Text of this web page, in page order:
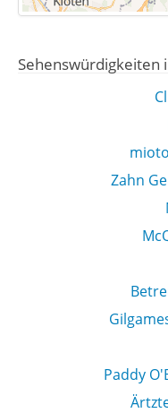
Sehenswürdigkeiten
Zahn
Paddy